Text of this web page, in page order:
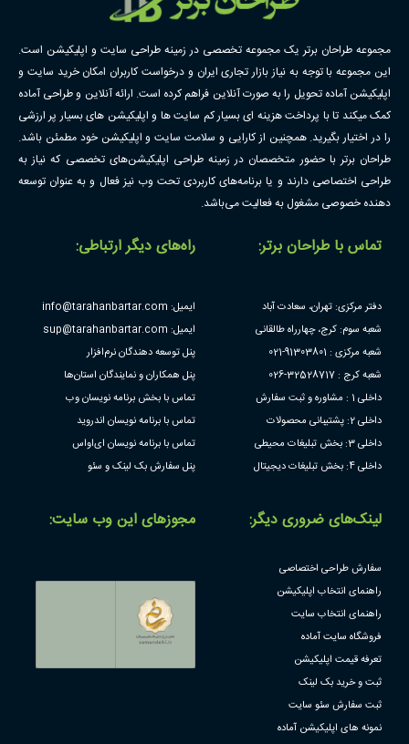
مجموعه طراحان برتر یک مجموعه تخصصی در زمینه طراحی سایت و اپلیکیشن است.
این مجموعه با توجه به نیاز بازار تجاری ایران و درخواست کاربران امکان خرید سایت و
اپلیکیشن آماده تحویل را به صورت آنلاین فراهم کرده است. ارائه آنلاین و طراحی آماده
کمک میکند تا با پرداخت هزینه ای بسیار کم سایت ها و اپلیکیشن های بسیار پر ارزشی
را در اختیار بگیرید. همچنین از کارایی و سلامت سایت و اپلیکیشن خود مطمئن باشد.
طراحان برتر با حضور متخصصان در زمینه طراحی اپلیکیشن‌های تخصصی که نیاز به
طراحی اختصاصی دارند و یا برنامه‌های کاربردی تحت وب نیز فعال و به عنوان توسعه
دهنده خصوصی مشغول به فعالیت می‌باشد.
تماس با طراحان برتر:
دفتر مرکزی: تهران، سعادت آباد
شعبه سوم: کرج، چهارراه طالقانی
شعبه مرکزی : 91303801-021
شعبه کرج : 32528717-026
داخلی 1 : مشاوره و ثبت سفارش
داخلی 2: پشتیبانی محصولات
داخلی 3: بخش تبلیغات محیطی
داخلی 4: بخش تبلیغات دیجیتال
راه‌های دیگر ارتباطی:
ایمیل: info@tarahanbartar.com
ایمیل: sup@tarahanbartar.com
پنل توسعه دهندگان نرم‌افزار
پنل همکاران و نمایندگان استان‌ها
تماس با بخش برنامه نویسان وب
تماس با برنامه نویسان اندروید
تماس با برنامه نویسان ای‌او‌اس
پنل سفارش بک لینک و سئو
لینک‌های ضروری دیگر:
سفارش طراحی اختصاصی
راهنمای انتخاب اپلیکیشن
راهنمای انتخاب سایت
فروشگاه سایت آماده
تعرفه قیمت اپلیکیشن
ثبت و خرید بک لینک
ثبت سفارش سئو سایت
نمونه های اپلیکیشن آماده
مجوز‌های این وب سایت: